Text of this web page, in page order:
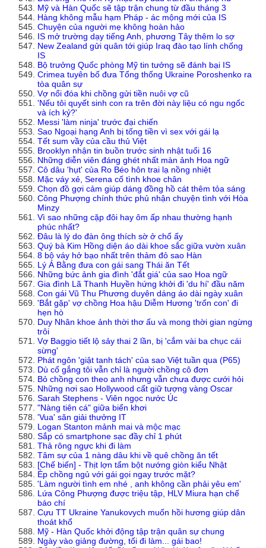
Mỹ và Hàn Quốc sẽ tập trận chung từ đầu tháng 3
Hàng không mẫu hạm Pháp - ác mộng mới của IS
Chuyện của người mẹ không hoàn hảo
IS mở trường dạy tiếng Anh, phương Tây thêm lo sợ
New Zealand gửi quân tới giúp Iraq đào tạo lính chống
IS
Bộ trưởng Quốc phòng Mỹ tin tưởng sẽ đánh bại IS
Crimea tuyên bố đưa Tổng thống Ukraine Poroshenko ra
tòa quân sự
Vợ nổi đóa khi chồng gửi tiền nuôi vợ cũ
'Nếu tôi quyết sinh con ra trên đời này liệu có ngu ngốc
và ích kỷ?'
Messi 'làm ninja' trước đại chiến
Sao Ngoại hạng Anh bị tống tiền vì sex với gái lạ
Tết sum vầy của cầu thủ Việt
Brooklyn nhận tin buồn trước sinh nhật tuổi 16
Những diễn viên đáng ghét nhất màn ảnh Hoa ngữ
Cô dâu 'hụt' của Ro Béo hôn trai lạ nồng nhiệt
Mặc váy xẻ, Serena cố tình khoe chân
Chọn đồ gợi cảm giúp dáng đồng hồ cát thêm tỏa sáng
Công Phượng chính thức phủ nhận chuyện tình với Hòa
Minzy
Vì sao những cặp đôi hay ôm ấp nhau thường hạnh
phúc nhất?
Đâu là lý do đàn ông thích sờ ở chổ ấy
Quý bà Kim Hồng diện áo dài khoe sắc giữa vườn xuân
8 bộ váy hở bạo nhất trên thảm đỏ sao Hàn
Lý Á Bằng đưa con gái sang Thái ăn Tết
Những bức ảnh gia đình 'đắt giá' của sao Hoa ngữ
Gia đình Lã Thanh Huyền hứng khởi đi 'du hí' đầu năm
Con gái Vũ Thu Phương duyên dáng áo dài ngày xuân
'Bắt gặp' vợ chồng Hoa hậu Diễm Hương 'trốn con' đi
hẹn hò
Duy Nhân khoe ảnh thời thơ ấu và mong thời gian ngừng
trôi
Vợ Baggio tiết lộ sảy thai 2 lần, bị 'cắm vài ba chục cái
sừng'
Phát ngôn 'giật tanh tách' của sao Việt tuần qua (P65)
Dù cố gắng tôi vẫn chỉ là người chồng cô đơn
Bỏ chồng con theo anh nhưng vẫn chưa được cưới hỏi
Những nơi sao Hollywood cất giữ tượng vàng Oscar
Sarah Stephens - Viên ngọc nước Úc
"Nàng tiên cá" giữa biển khơi
'Vua' săn giải thưởng IT
Logan Stanton mảnh mai và mộc mạc
Sắp có smartphone sạc đầy chỉ 1 phút
Thả rông ngực khi đi làm
Tâm sự của 1 nàng dâu khi về quê chồng ăn tết
[Chế biến] - Thịt lợn tẩm bột nướng giòn kiểu Nhật
Ép chồng ngủ với gái gọi ngay trước mặt?
'Làm người tình em nhé , anh không cần phải yêu em'
Lứa Công Phượng được triệu tập, HLV Miura hạn chế
báo chí
Cựu TT Ukraine Yanukovych muốn hồi hương giúp dân
thoát khổ
Mỹ - Hàn Quốc khởi động tập trận quân sự chung
Ngày vào giảng đường, tối đi làm... gái bao!